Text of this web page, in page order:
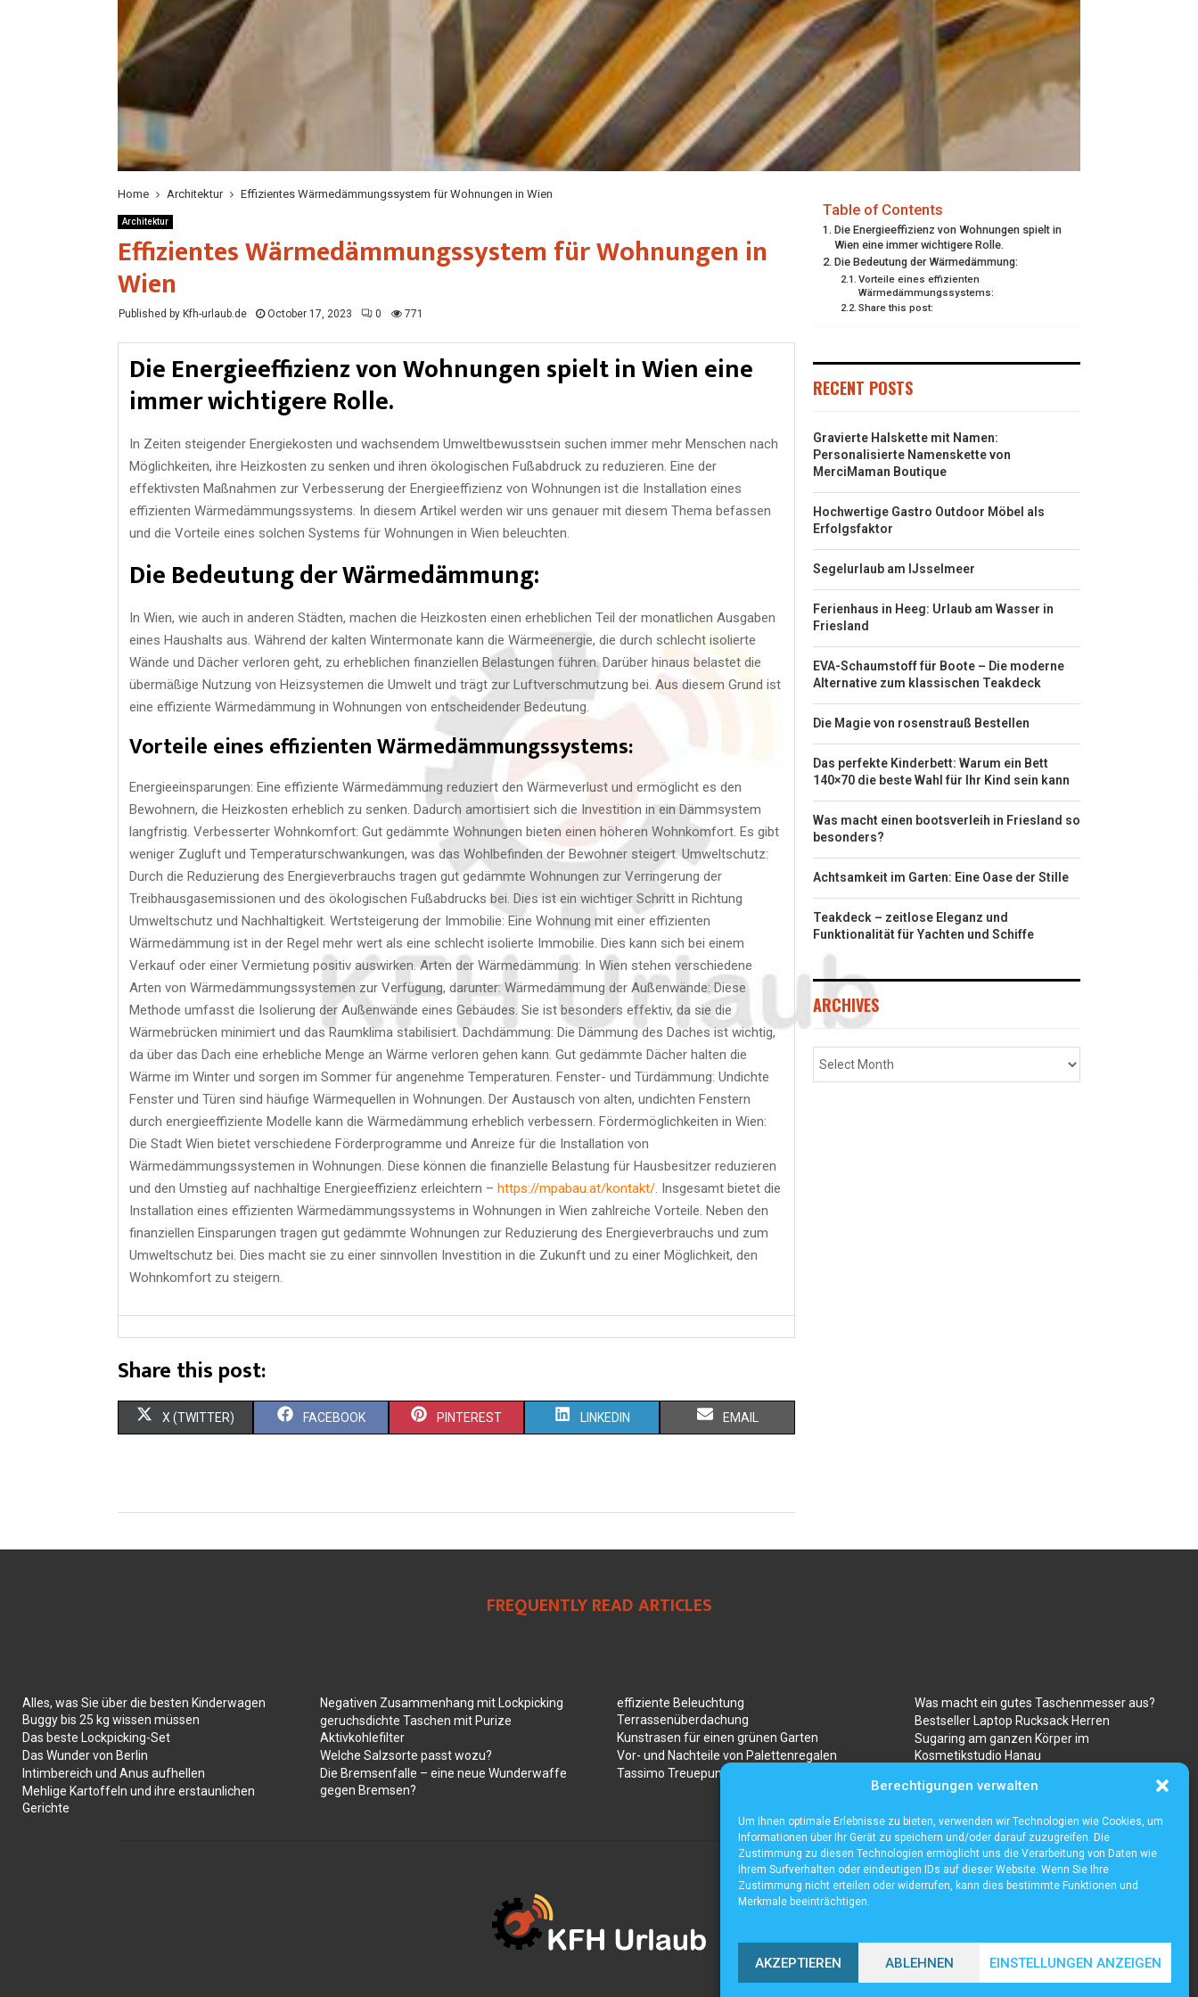
Berechtigungen verwalten
Um Ihnen optimale Erlebnisse zu bieten, verwenden wir Technologien wie Cookies, um
Informationen über Ihr Gerät zu speichern und/oder darauf zuzugreifen. Die
Zustimmung zu diesen Technologien ermöglicht uns die Verarbeitung von Daten wie
Ihrem Surfverhalten oder eindeutigen IDs auf dieser Website. Wenn Sie Ihre
Zustimmung nicht erteilen oder widerrufen, kann dies bestimmte Funktionen und
Merkmale beeinträchtigen.
AKZEPTIEREN ABLEHNEN EINSTELLUNGEN ANZEIGEN
Home Architektur Effizientes Wärmedämmungssystem für Wohnungen in Wien
Architektur
Effizientes Wärmedämmungssystem für Wohnungen in
Wien
Published by Kfh-urlaub.de October 17, 2023 0 771
Die Energieeffizienz von Wohnungen spielt in Wien eine
immer wichtigere Rolle.
In Zeiten steigender Energiekosten und wachsendem Umweltbewusstsein suchen immer mehr Menschen nach
Möglichkeiten, ihre Heizkosten zu senken und ihren ökologischen Fußabdruck zu reduzieren. Eine der
effektivsten Maßnahmen zur Verbesserung der Energieeffizienz von Wohnungen ist die Installation eines
effizienten Wärmedämmungssystems. In diesem Artikel werden wir uns genauer mit diesem Thema befassen
und die Vorteile eines solchen Systems für Wohnungen in Wien beleuchten.
Die Bedeutung der Wärmedämmung:
In Wien, wie auch in anderen Städten, machen die Heizkosten einen erheblichen Teil der monatlichen Ausgaben
eines Haushalts aus. Während der kalten Wintermonate kann die Wärmeenergie, die durch schlecht isolierte
Wände und Dächer verloren geht, zu erheblichen finanziellen Belastungen führen. Darüber hinaus belastet die
übermäßige Nutzung von Heizsystemen die Umwelt und trägt zur Luftverschmutzung bei. Aus diesem Grund ist
eine effiziente Wärmedämmung in Wohnungen von entscheidender Bedeutung.
Vorteile eines effizienten Wärmedämmungssystems:
Energieeinsparungen: Eine effiziente Wärmedämmung reduziert den Wärmeverlust und ermöglicht es den
Bewohnern, die Heizkosten erheblich zu senken. Dadurch amortisiert sich die Investition in ein Dämmsystem
langfristig. Verbesserter Wohnkomfort: Gut gedämmte Wohnungen bieten einen höheren Wohnkomfort. Es gibt
weniger Zugluft und Temperaturschwankungen, was das Wohlbefinden der Bewohner steigert. Umweltschutz:
Durch die Reduzierung des Energieverbrauchs tragen gut gedämmte Wohnungen zur Verringerung der
Treibhausgasemissionen und des ökologischen Fußabdrucks bei. Dies ist ein wichtiger Schritt in Richtung
Umweltschutz und Nachhaltigkeit. Wertsteigerung der Immobilie: Eine Wohnung mit einer effizienten
Wärmedämmung ist in der Regel mehr wert als eine schlecht isolierte Immobilie. Dies kann sich bei einem
Verkauf oder einer Vermietung positiv auswirken. Arten der Wärmedämmung: In Wien stehen verschiedene
Arten von Wärmedämmungssystemen zur Verfügung, darunter: Wärmedämmung der Außenwände: Diese
Methode umfasst die Isolierung der Außenwände eines Gebäudes. Sie ist besonders effektiv, da sie die
Wärmebrücken minimiert und das Raumklima stabilisiert. Dachdämmung: Die Dämmung des Daches ist wichtig,
da über das Dach eine erhebliche Menge an Wärme verloren gehen kann. Gut gedämmte Dächer halten die
Wärme im Winter und sorgen im Sommer für angenehme Temperaturen. Fenster- und Türdämmung: Undichte
Fenster und Türen sind häufige Wärmequellen in Wohnungen. Der Austausch von alten, undichten Fenstern
durch energieeffiziente Modelle kann die Wärmedämmung erheblich verbessern. Fördermöglichkeiten in Wien:
Die Stadt Wien bietet verschiedene Förderprogramme und Anreize für die Installation von
Wärmedämmungssystemen in Wohnungen. Diese können die finanzielle Belastung für Hausbesitzer reduzieren
und den Umstieg auf nachhaltige Energieeffizienz erleichtern – https://mpabau.at/kontakt/ . Insgesamt bietet die
Installation eines effizienten Wärmedämmungssystems in Wohnungen in Wien zahlreiche Vorteile. Neben den
finanziellen Einsparungen tragen gut gedämmte Wohnungen zur Reduzierung des Energieverbrauchs und zum
Umweltschutz bei. Dies macht sie zu einer sinnvollen Investition in die Zukunft und zu einer Möglichkeit, den
Wohnkomfort zu steigern.
Share this post:
X (TWITTER) FACEBOOK PINTEREST LINKEDIN EMAIL
Table of Contents
Die Energieeffizienz von Wohnungen spielt in
Wien eine immer wichtigere Rolle.
Die Bedeutung der Wärmedämmung:
Vorteile eines effizienten
Wärmedämmungssystems:
Share this post:
RECENT POSTS
Gravierte Halskette mit Namen:
Personalisierte Namenskette von
MerciMaman Boutique
Hochwertige Gastro Outdoor Möbel als
Erfolgsfaktor
Segelurlaub am IJsselmeer
Ferienhaus in Heeg: Urlaub am Wasser in
Friesland
EVA-Schaumstoff für Boote – Die moderne
Alternative zum klassischen Teakdeck
Die Magie von rosenstrauß Bestellen
Das perfekte Kinderbett: Warum ein Bett
140×70 die beste Wahl für Ihr Kind sein kann
Was macht einen bootsverleih in Friesland so
besonders?
Achtsamkeit im Garten: Eine Oase der Stille
Teakdeck – zeitlose Eleganz und
Funktionalität für Yachten und Schiffe
ARCHIVES
FREQUENTLY READ ARTICLES
Alles, was Sie über die besten Kinderwagen
Buggy bis 25 kg wissen müssen
Das beste Lockpicking-Set
Das Wunder von Berlin
Intimbereich und Anus aufhellen
Mehlige Kartoffeln und ihre erstaunlichen
Gerichte
Negativen Zusammenhang mit Lockpicking
geruchsdichte Taschen mit Purize
Aktivkohlefilter
Welche Salzsorte passt wozu?
Die Bremsenfalle – eine neue Wunderwaffe
gegen Bremsen?
effiziente Beleuchtung
Terrassenüberdachung
Kunstrasen für einen grünen Garten
Vor- und Nachteile von Palettenregalen
Tassimo Treuepunkte
Was macht ein gutes Taschenmesser aus?
Bestseller Laptop Rucksack Herren
Sugaring am ganzen Körper im
Kosmetikstudio Hanau
ravencoin?